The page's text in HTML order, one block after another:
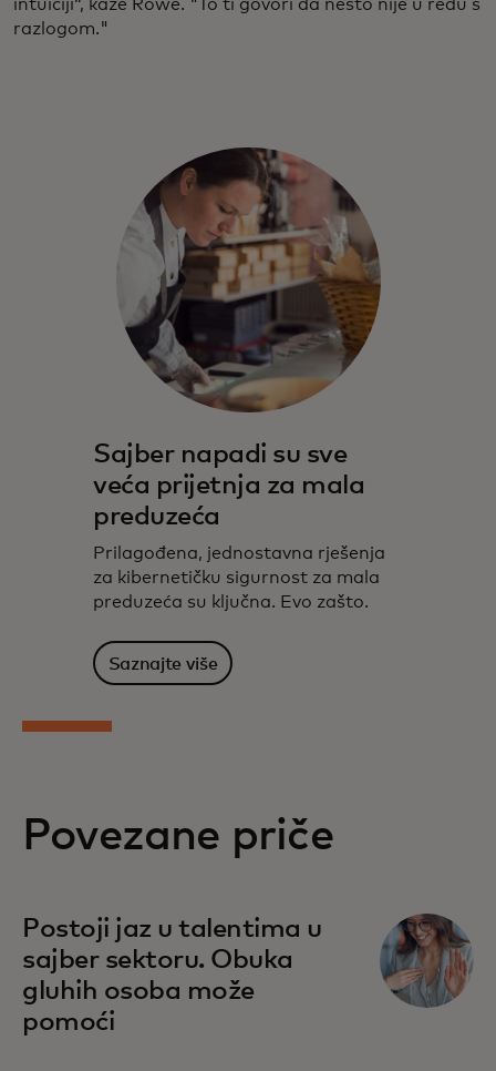
intuiciji“, kaže Rowe. "To ti govori da nešto nije u redu s
razlogom."
Sajber napadi su sve
veća prijetnja za mala
preduzeća
Prilagođena, jednostavna rješenja
za kibernetičku sigurnost za mala
preduzeća su ključna. Evo zašto.
Saznajte više
Povezane priče
Postoji jaz u talentima u
sajber sektoru. Obuka
gluhih osoba može
pomoći